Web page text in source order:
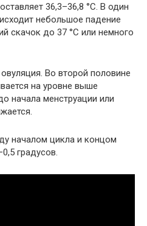
36,3–36,8 °С. В один
небольшое падение
скачок до 37 °С или немного
Во второй половине
на уровне выше
начала менструации или
началом цикла и концом
градусов.